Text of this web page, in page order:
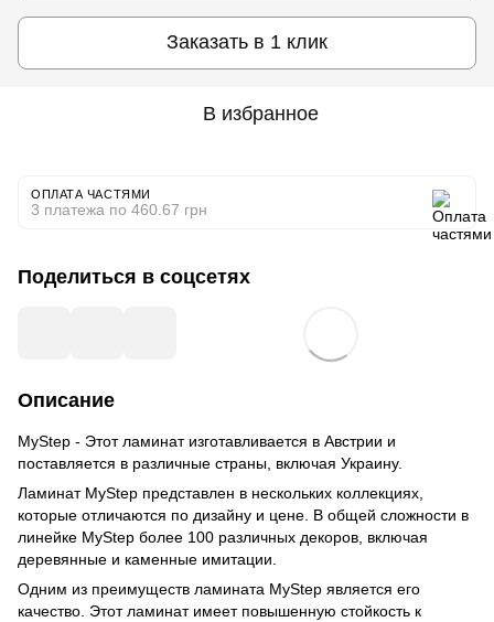
Заказать в 1 клик
В избранное
ОПЛАТА ЧАСТЯМИ
3 платежа по 460.67 грн
Поделиться в соцсетях
Описание
MyStep - Этот ламинат изготавливается в Австрии и
поставляется в различные страны, включая Украину.
Ламинат MyStep представлен в нескольких коллекциях,
которые отличаются по дизайну и цене. В общей сложности в
линейке MyStep более 100 различных декоров, включая
деревянные и каменные имитации.
Одним из преимуществ ламината MyStep является его
качество. Этот ламинат имеет повышенную стойкость к